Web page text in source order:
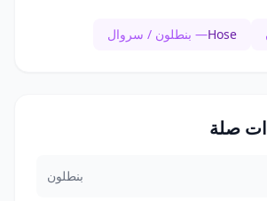
Hose— بنطلون / سروال
صلة
بنطلون